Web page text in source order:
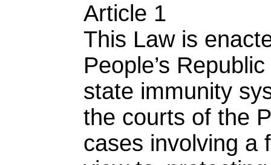
Article 1
This Law is
People’s
state immunity
the courts of the
cases involving a